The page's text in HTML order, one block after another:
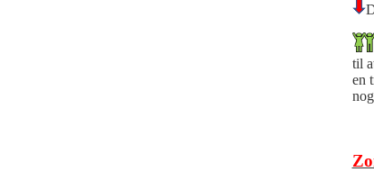
til
en